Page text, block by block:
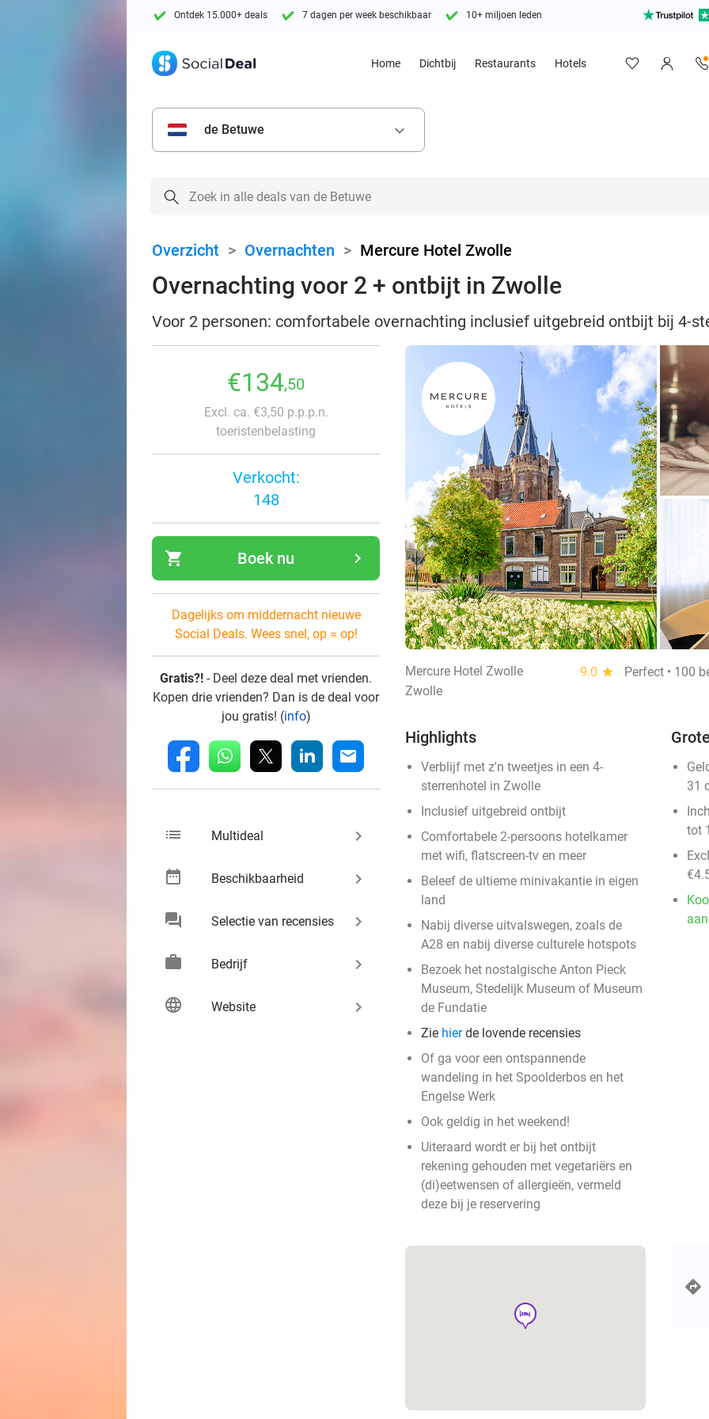
Ontdek 15.000+ deals 7 dagen per week beschikbaar 10+ miljoen leden
Home Dichtbij Restaurants Hotels
de Betuwe keyboard_arrow_down
Overzicht > Overnachten > Mercure Hotel Zwolle
Overnachting voor 2 + ontbijt in Zwolle
Voor 2 personen: comfortabele overnachting inclusief uitgebreid ontbijt bij 4-
€134,50
Excl. ca. €3,50 p.p.p.n.
toeristenbelasting
Verkocht:
148
shopping_cart navigate_next
Boek nu
Dagelijks om middernacht nieuwe
Social Deals. Wees snel, op = op!
Gratis?! - Deel deze deal met vrienden.
Kopen drie vrienden? Dan is de deal voor
jou gratis! (info)
fb whatsapp linkedin mail
list Multideal keyboard_arrow_right
date_range Beschikbaarheid keyboard_arrow_right
chat Selectie van recensies keyboard_arrow_right
work Bedrijf keyboard_arrow_right
language Website keyboard_arrow_right
Mercure Hotel Zwolle 9.0 star
Perfect • 100
Zwolle
Highlights
Verblijf met z'n tweetjes in een 4-
sterrenhotel in Zwolle
Inclusief uitgebreid ontbijt
Comfortabele 2-persoons hotelkamer
met wifi, flatscreen-tv en meer
Beleef de ultieme minivakantie in eigen
land
Nabij diverse uitvalswegen, zoals de
A28 en nabij diverse culturele hotspots
Bezoek het nostalgische Anton Pieck
Museum, Stedelijk Museum of Museum
de Fundatie
Zie hierde lovende recensies
Of ga voor een ontspannende
wandeling in het Spoolderbos en het
Engelse Werk
Ook geldig in het weekend!
Uiteraard wordt er bij het ontbijt
rekening gehouden met vegetariërs en
(di)eetwensen of allergieën, vermeld
deze bij je reservering
31
tot
hotel